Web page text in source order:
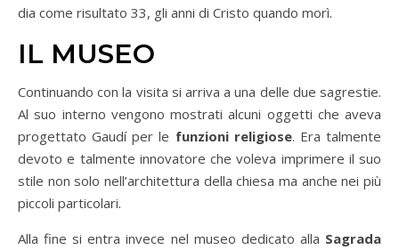
dia come risultato 33, gli anni di Cristo quando morì.
IL MUSEO
Continuando con la visita si arriva a una delle due sagrestie.
Al suo interno vengono mostrati alcuni oggetti che aveva
progettato Gaudí per le funzioni religiose. Era talmente
devoto e talmente innovatore che voleva imprimere il suo
stile non solo nell’architettura della chiesa ma anche nei più
piccoli particolari.
Alla fine si entra invece nel museo dedicato alla Sagrada